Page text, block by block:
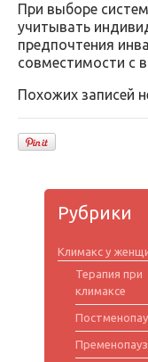
При выборе
учитывать
предпочтения
совместимости с
Похожих записей
Рубрики
Климакс у
Терапия при
климаксе